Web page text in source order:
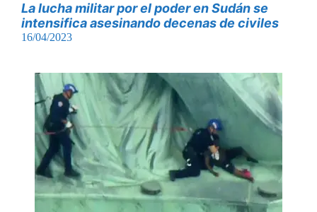
La lucha militar por el poder en Sudán se
intensifica asesinando decenas de civiles
16/04/2023